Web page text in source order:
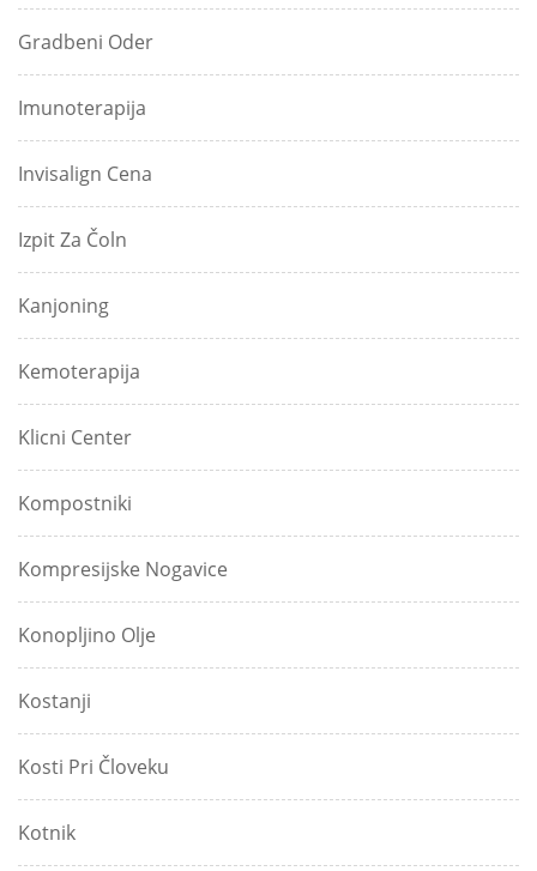
Gradbeni Oder
Imunoterapija
Invisalign Cena
Izpit Za Čoln
Kanjoning
Kemoterapija
Klicni Center
Kompostniki
Kompresijske Nogavice
Konopljino Olje
Kostanji
Kosti Pri Človeku
Kotnik